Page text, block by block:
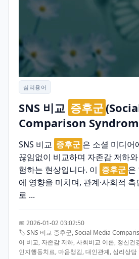
심리용어
SNS 비교 증후군
Comparison
SNS 비교 증후군 은 소셜 미디어
끊임없이 비교하며 자존감 저하
험하는 현상입니다. 이 증후군 은
에 영향을 미치며, 관계·사회적
로 ...
📅 2026-01-02 03:02:50
🏷️ SNS 비교 증후군, Social Media
어 비교, 자존감 저하, 사회비교 이론, 정신건
인지행동치료, 마음챙김, 대인관계, 심리상담